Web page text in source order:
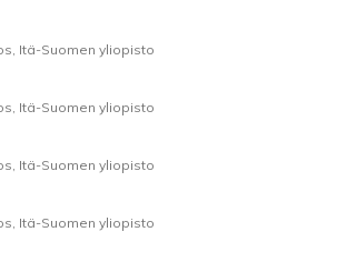
Itä-Suomen yliopisto
Itä-Suomen yliopisto
Itä-Suomen yliopisto
Itä-Suomen yliopisto